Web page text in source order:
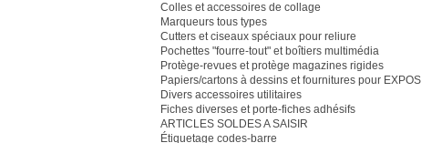
Colles et accessoires de collage
Marqueurs tous types
Cutters et ciseaux spéciaux pour reliure
Pochettes "fourre-tout" et boîtiers multimédia
Protège-revues et protège magazines rigides
Papiers/cartons à dessins et fournitures pour EXPOS
Divers accessoires utilitaires
Fiches diverses et porte-fiches adhésifs
ARTICLES SOLDES A SAISIR
Étiquetage codes-barre